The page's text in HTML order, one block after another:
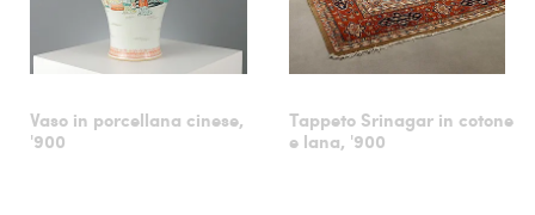
Vaso in porcellana cinese,
'900
Tappeto Srinagar in cotone
e lana, '900